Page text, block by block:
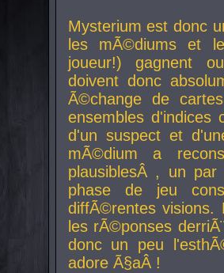
Mysterium est donc
les mÃ©diums et
joueur!) gagnent
doivent donc
Ã©change de
ensembles d'indices
d'un suspect et
mÃ©dium a
plausiblesÂ , un par
phase de jeu
diffÃ©rentes visions.
les rÃ©ponses
donc un peu
adore Ã§aÂ !